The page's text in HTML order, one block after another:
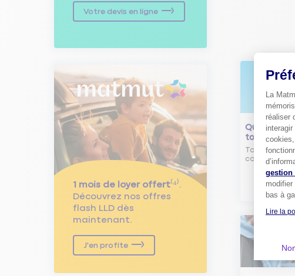
Votre devis en ligne
1 mois de loyer offert⁽⁴⁾.
Découvrez nos offres
flash LLD dès
maintenant.
J'en profite
Qu'est-ce
tourelle ?
Tout savoir
comment
La
réaliser
gestion
bas à
Lire la